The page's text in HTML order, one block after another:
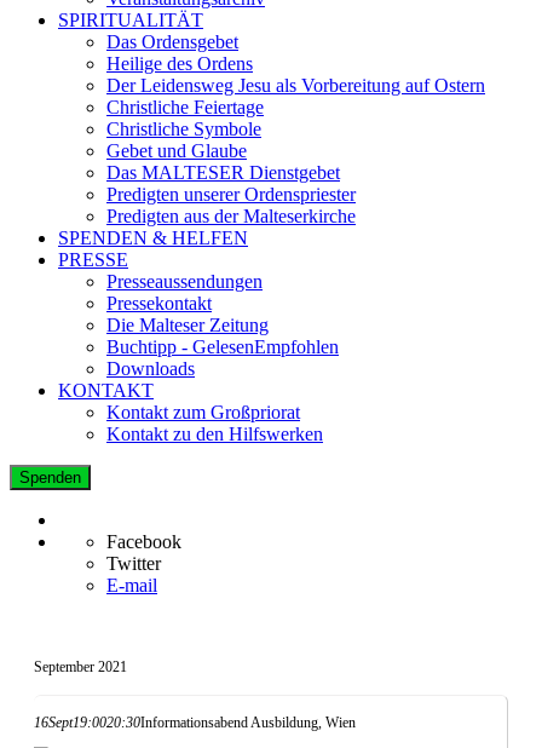
SPIRITUALITÄT
Das Ordensgebet
Heilige des Ordens
Der Leidensweg Jesu als Vorbereitung auf Ostern
Christliche Feiertage
Christliche Symbole
Gebet und Glaube
Das MALTESER Dienstgebet
Predigten unserer Ordenspriester
Predigten aus der Malteserkirche
SPENDEN & HELFEN
PRESSE
Presseaussendungen
Pressekontakt
Die Malteser Zeitung
Buchtipp - GelesenEmpfohlen
Downloads
KONTAKT
Kontakt zum Großpriorat
Kontakt zu den Hilfswerken
Spenden
Facebook
Twitter
E-mail
September 2021
16Sept19:0020:30Informationsabend Ausbildung, Wien